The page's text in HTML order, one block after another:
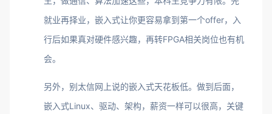
就业再择业，嵌入式让你更容易拿到第一个offer，入
行后如果真对硬件感兴趣，再转FPGA相关岗位也有机
会。
另外，别太信网上说的嵌入式天花板低。做到后面，
嵌入式Linux、驱动、架构，薪资一样可以很高，关键